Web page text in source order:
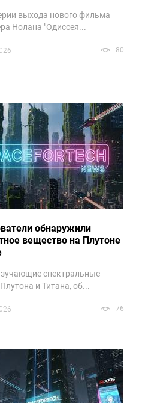
выхода нового фильма
Нолана "Одиссея...
80
обнаружили
вещество на Плутоне
спектральные
и Титана, об...
76